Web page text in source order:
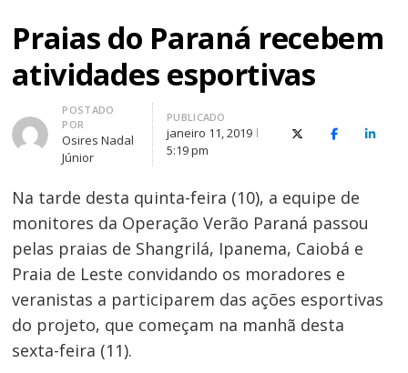
Praias do Paraná recebem
atividades esportivas
Autor
POSTADO
POR
Osires Nadal
Júnior
PUBLICADO
janeiro 11, 2019
5:19 pm
X (Twitter)Facebook
O
Na tarde desta quinta-feira (10), a equipe de
monitores da Operação Verão Paraná passou
pelas praias de Shangrilá, Ipanema, Caiobá e
Praia de Leste convidando os moradores e
veranistas a participarem das ações esportivas
do projeto, que começam na manhã desta
sexta-feira (11).